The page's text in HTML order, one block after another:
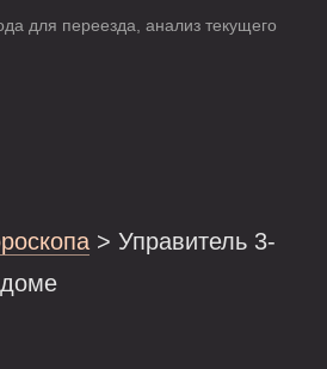
для переезда, анализ текущего
> Управитель 3-